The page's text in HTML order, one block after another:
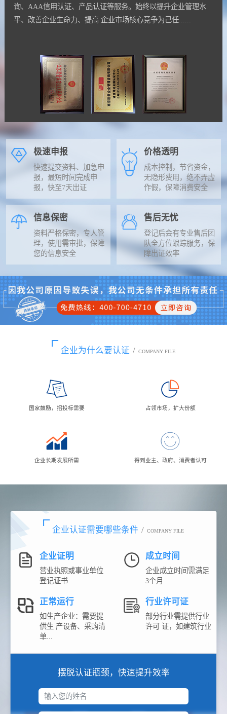
询、AAA信用认证、产品认证等服务。始终以提升企业管理水
平、改善企业生命力、提高 企业市场核心竞争为己任......
极速申报
快速提交资料、加急申
报，最短时间完成申
报，快至7天出证
价格透明
成本控制，节省资金，
无隐形费用，绝不弄虚
作假，保障消费安全
信息保密
资料严格保密，专人管
理，使用需审批，保障
您的信息安全
售后无忧
登记后会有专业售后团
队全方位跟踪服务，保
障出证效率
企业为什么要认证 / COMPANY FILE
国家鼓励，招投标需要 占领市场，扩大份额
企业长期发展所需 得到业主、政府、消费者认可
企业认证需要哪些条件 / COMPANY FILE
企业证明
营业执照或事业单位
登记证书
成立时间
企业成立时间需满足
3个月
正常运行
如生产企业：需要提
供生 产设备、采购清
单...
行业许可证
部分行业需提供行业
许可 证，如建筑行业
摆脱认证瓶颈，快速提升效率
输入您的姓名